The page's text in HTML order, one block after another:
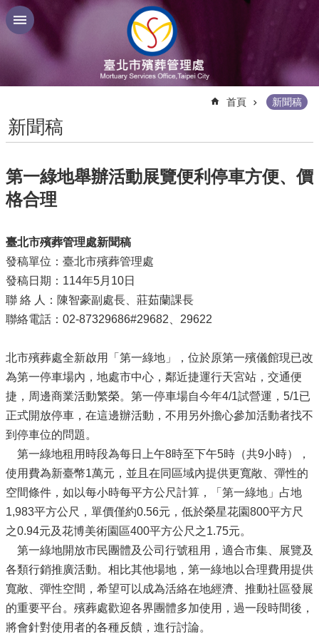
跳到主要內容區塊
首頁 新聞稿
新聞稿
第一綠地舉辦活動展覽便利停車方便、價
格合理
臺北市殯葬管理處新聞稿
發稿單位：臺北市殯葬管理處
發稿日期：114年5月10日
聯 絡 人：陳智豪副處長、莊茹蘭課長
聯絡電話：02-87329686#29682、29622
北市殯葬處全新啟用「第一綠地」，位於原第一殯儀館現已改
為第一停車場內，地處市中心，鄰近捷運行天宮站，交通便
捷，周邊商業活動繁榮。第一停車場自今年4/1試營運，5/1已
正式開放停車，在這邊辦活動，不用另外擔心參加活動者找不
到停車位的問題。
第一綠地租用時段為每日上午8時至下午5時（共9小時），
使用費為新臺幣1萬元，並且在同區域內提供更寬敞、彈性的
空間條件，如以每小時每平方公尺計算，「第一綠地」占地
1,983平方公尺，單價僅約0.56元，低於榮星花園800平方尺
之0.94元及花博美術園區400平方公尺之1.75元。
第一綠地開放市民團體及公司行號租用，適合市集、展覽及
各類行銷推廣活動。相比其他場地，第一綠地以合理費用提供
寬敞、彈性空間，希望可以成為活絡在地經濟、推動社區發展
的重要平台。殯葬處歡迎各界團體多加使用，過一段時間後，
將會針對使用者的各種反饋，進行討論。